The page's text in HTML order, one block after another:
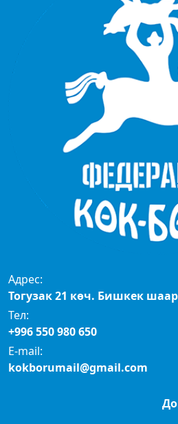
Адрес:
Тогузак 21 көч. Бишкек
Тел:
+996 550 980 650
E-mail:
kokborumail@gmail.com